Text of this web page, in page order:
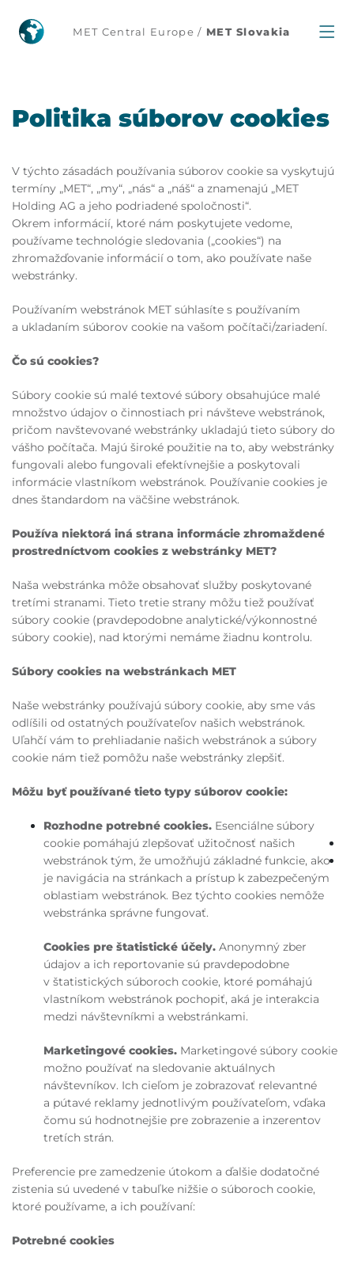
MET Central Europe / MET Slovakia
Politika súborov cookies
V týchto zásadách používania súborov cookie sa vyskytujú
termíny „MET“, „my“, „nás“ a „náš“ a znamenajú „MET
Holding AG a jeho podriadené spoločnosti“.
Okrem informácií, ktoré nám poskytujete vedome,
používame technológie sledovania („cookies“) na
zhromažďovanie informácií o tom, ako používate naše
webstránky.
Používaním webstránok MET súhlasíte s používaním
a ukladaním súborov cookie na vašom počítači/zariadení.
Čo sú cookies?
Súbory cookie sú malé textové súbory obsahujúce malé
množstvo údajov o činnostiach pri návšteve webstránok,
pričom navštevované webstránky ukladajú tieto súbory do
vášho počítača. Majú široké použitie na to, aby webstránky
fungovali alebo fungovali efektívnejšie a poskytovali
informácie vlastníkom webstránok. Používanie cookies je
dnes štandardom na väčšine webstránok.
Používa niektorá iná strana informácie zhromaždené
prostredníctvom cookies z webstránky MET?
Naša webstránka môže obsahovať služby poskytované
tretími stranami. Tieto tretie strany môžu tiež používať
súbory cookie (pravdepodobne analytické/výkonnostné
súbory cookie), nad ktorými nemáme žiadnu kontrolu.
Súbory cookies na webstránkach MET
Naše webstránky používajú súbory cookie, aby sme vás
odlíšili od ostatných používateľov našich webstránok.
Uľahčí vám to prehliadanie našich webstránok a súbory
cookie nám tiež pomôžu naše webstránky zlepšiť.
Môžu byť používané tieto typy súborov cookie:
Rozhodne potrebné cookies. Esenciálne súbory
cookie pomáhajú zlepšovať užitočnosť našich
webstránok tým, že umožňujú základné funkcie, ako
je navigácia na stránkach a prístup k zabezpečeným
oblastiam webstránok. Bez týchto cookies nemôže
webstránka správne fungovať.
Cookies pre štatistické účely. Anonymný zber
údajov a ich reportovanie sú pravdepodobne
v štatistických súboroch cookie, ktoré pomáhajú
vlastníkom webstránok pochopiť, aká je interakcia
medzi návštevníkmi a webstránkami.
Marketingové cookies. Marketingové súbory cookie
možno používať na sledovanie aktuálnych
návštevníkov. Ich cieľom je zobrazovať relevantné
a pútavé reklamy jednotlivým používateľom, vďaka
čomu sú hodnotnejšie pre zobrazenie a inzerentov
tretích strán.
Preferencie pre zamedzenie útokom a ďalšie dodatočné
zistenia sú uvedené v tabuľke nižšie o súboroch cookie,
ktoré používame, a ich používaní:
Potrebné cookies